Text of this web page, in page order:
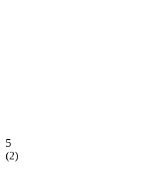
5
(2)